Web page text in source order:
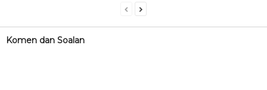
Komen dan Soalan